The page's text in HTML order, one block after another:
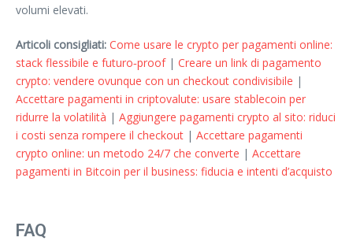
volumi elevati.
Articoli consigliati: Come usare le crypto per pagamenti online:
stack flessibile e futuro‑proof| Creare un link di pagamento
crypto: vendere ovunque con un checkout condivisibile |
Accettare pagamenti in criptovalute: usare stablecoin per
ridurre la volatilità | Aggiungere pagamenti crypto al sito: riduci
i costi senza rompere il checkout | Accettare pagamenti
crypto online: un metodo 24/7 che converte | Accettare
pagamenti in Bitcoin per il business: fiducia e intenti d’acquisto
FAQ